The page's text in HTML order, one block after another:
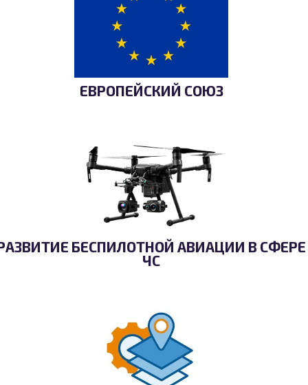
ЕВРОПЕЙСКИЙ СОЮЗ
БЕСПИЛОТНОЙ АВИАЦИИ В СФЕРЕ
ЧС